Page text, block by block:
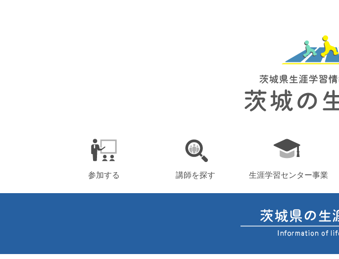
参加する 講師を探す 生涯学習センター事業